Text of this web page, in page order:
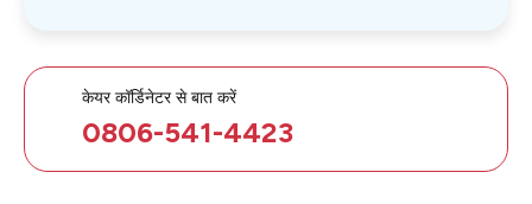
केयर कॉर्डिनेटर से बात करें
0806-541-4423